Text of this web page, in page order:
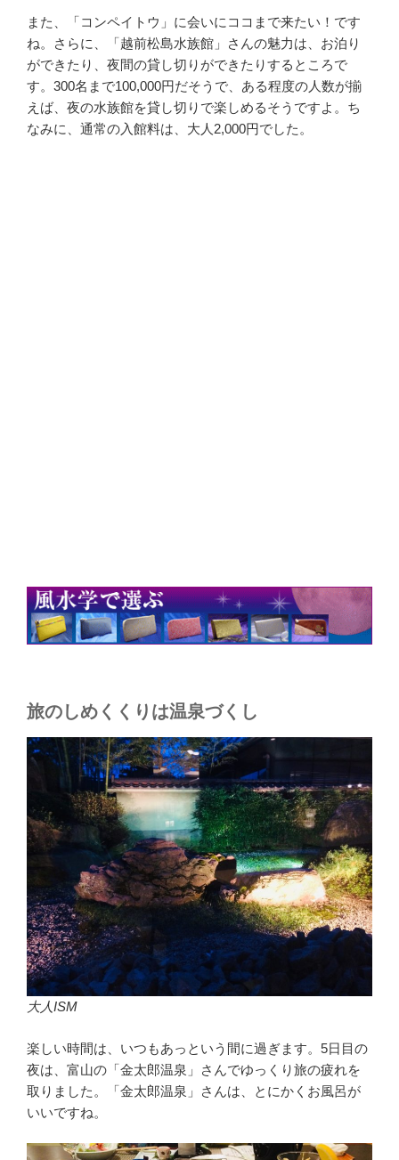
また、「コンペイトウ」に会いにココまで来たい！です
ね。さらに、「越前松島水族館」さんの魅力は、お泊り
ができたり、夜間の貸し切りができたりするところで
す。300名まで100,000円だそうで、ある程度の人数が揃
えば、夜の水族館を貸し切りで楽しめるそうですよ。ち
なみに、通常の入館料は、大人2,000円でした。
旅のしめくくりは温泉づくし
大人ISM
楽しい時間は、いつもあっという間に過ぎます。5日目の
夜は、富山の「金太郎温泉」さんでゆっくり旅の疲れを
取りました。「金太郎温泉」さんは、とにかくお風呂が
いいですね。